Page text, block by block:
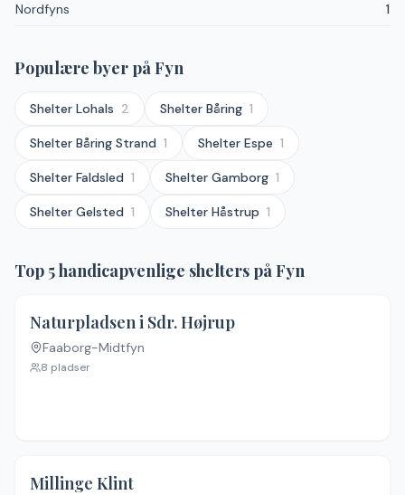
Nordfyns 1
Populære byer på Fyn
Shelter Lohals 2 Shelter Båring 1
Shelter Båring Strand 1 Shelter Espe 1
Shelter Faldsled 1 Shelter Gamborg 1
Shelter Gelsted 1 Shelter Håstrup 1
Top 5handicapvenlige shelters på Fyn
Naturpladsen i Sdr. Højrup
Faaborg-Midtfyn
8 pladser
Millinge Klint